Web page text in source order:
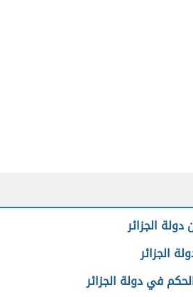
دولة الجزائر
الجزائر
في دولة الجزائر